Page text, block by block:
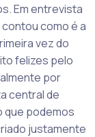
Em entrevista
como é a
vez do
felizes pelo
por
central de
que podemos
justamente